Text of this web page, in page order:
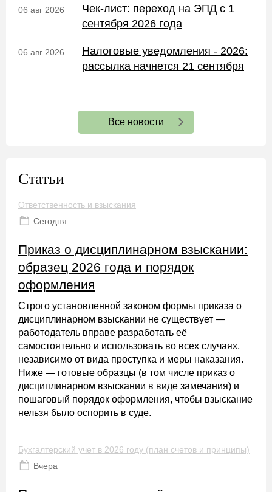
06 авг 2026
Чек-лист: переход на ЭПД с 1
сентября 2026 года
06 авг 2026
Налоговые уведомления - 2026:
рассылка начнется 21 сентября
Все новости
Статьи
Ответственность и взыскания
Сегодня
Приказ о дисциплинарном взыскании:
образец 2026 года и порядок
оформления
Строго установленной законом формы приказа о
дисциплинарном взыскании не существует —
работодатель вправе разработать её
самостоятельно и использовать во всех случаях,
независимо от вида проступка и меры наказания.
Ниже — готовые образцы (в том числе приказ о
дисциплинарном взыскании в виде замечания) и
пошаговый порядок оформления, чтобы взыскание
нельзя было оспорить в суде.
Бухгалтерский учет в 2026 году (план счетов и принципы)
Вчера